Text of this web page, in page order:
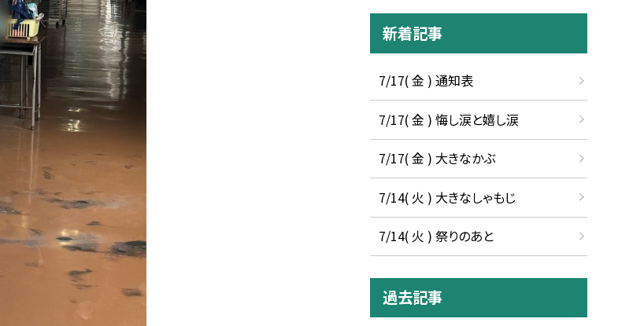
新着記事
7/17( 金 ) 通知表
7/17( 金 ) 悔し涙と嬉し涙
7/17( 金 ) 大きなかぶ
7/14( 火 ) 大きなしゃもじ
7/14( 火 ) 祭りのあと
過去記事